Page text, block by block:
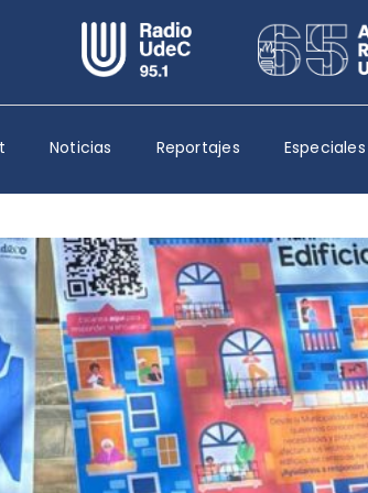
Escuchar Radio UdeC en vivo
Quiénes Somos
Programación
Podcast
Noticias
Reportajes
Columnas
Música Clásica
Especiales
Noticias Reportajes Especiales